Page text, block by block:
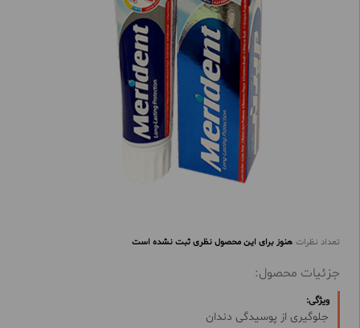
تعداد نظرات هنوز برای این محصول نظری ثبت نشده است
جزئیات محصول:
ویژگی:
جلوگیری از پوسیدگی دندان